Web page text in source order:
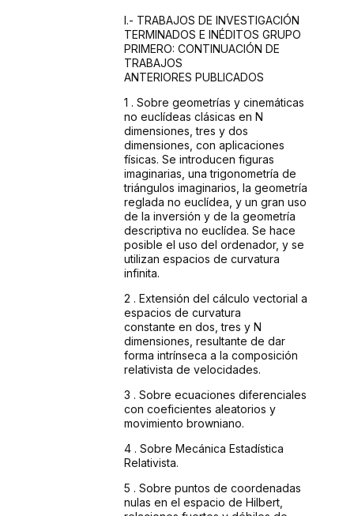
I.- TRABAJOS DE INVESTIGACIÓN
TERMINADOS E INÉDITOS GRUPO
PRIMERO: CONTINUACIÓN DE
TRABAJOS
ANTERIORES PUBLICADOS
1 . Sobre geometrías y cinemáticas
no euclídeas clásicas en N
dimensiones, tres y dos
dimensiones, con aplicaciones
físicas. Se introducen figuras
imaginarias, una trigonometría de
triángulos imaginarios, la geometría
reglada no euclídea, y un gran uso
de la inversión y de la geometría
descriptiva no euclídea. Se hace
posible el uso del ordenador, y se
utilizan espacios de curvatura
infinita.
2 . Extensión del cálculo vectorial a
espacios de curvatura
constante en dos, tres y N
dimensiones, resultante de dar
forma intrínseca a la composición
relativista de velocidades.
3 . Sobre ecuaciones diferenciales
con coeficientes aleatorios y
movimiento browniano.
4 . Sobre Mecánica Estadística
Relativista.
5 . Sobre puntos de coordenadas
nulas en el espacio de Hilbert,